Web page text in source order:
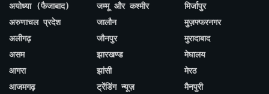
अयोध्या (फैजाबाद)
अरुणाचल प्रदेश
अलीगढ़
असम
आगरा
आजमगढ़
जम्मू और कश्मीर
जालौन
जौनपुर
झारखण्ड
झांसी
ट्रेंडिंग न्यूज़
मिर्जापुर
मुज़फ्फरनगर
मुरादाबाद
मेघालय
मेरठ
मैनपुरी